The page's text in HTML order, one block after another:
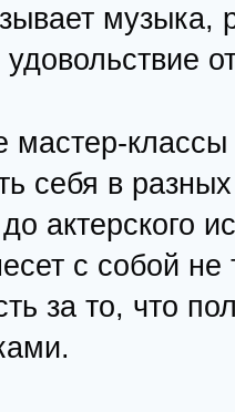
музыка,
удовольствие
мастер-
себя в
актерского
с собой не
за то, что